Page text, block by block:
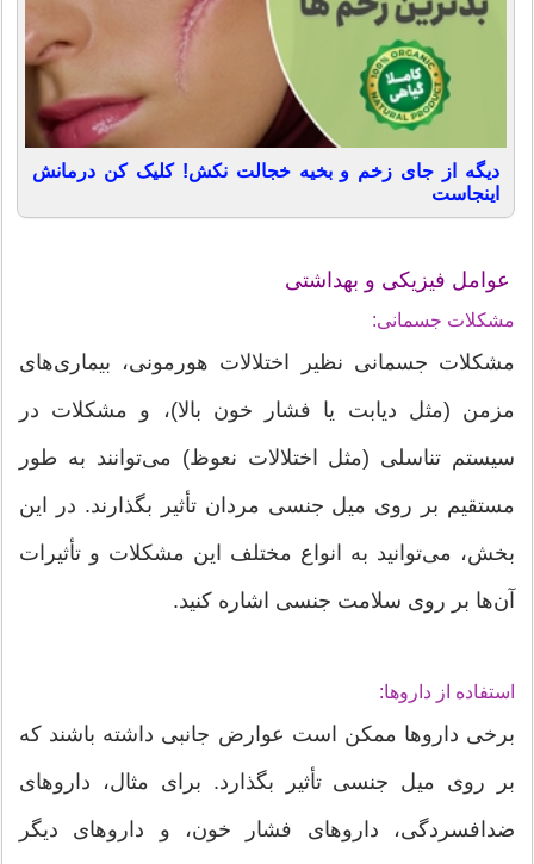
دیگه از جای زخم و بخیه خجالت نکش! کلیک کن درمانش
اینجاست
عوامل فیزیکی و بهداشتی
مشکلات جسمانی:
مشکلات جسمانی نظیر اختلالات هورمونی، بیماری‌های
مزمن (مثل دیابت یا فشار خون بالا)، و مشکلات در
سیستم تناسلی (مثل اختلالات نعوظ) می‌توانند به طور
مستقیم بر روی میل جنسی مردان تأثیر بگذارند. در این
بخش، می‌توانید به انواع مختلف این مشکلات و تأثیرات
آن‌ها بر روی سلامت جنسی اشاره کنید.
استفاده از داروها:
برخی داروها ممکن است عوارض جانبی داشته باشند که
بر روی میل جنسی تأثیر بگذارد. برای مثال، داروهای
ضدافسردگی، داروهای فشار خون، و داروهای دیگر